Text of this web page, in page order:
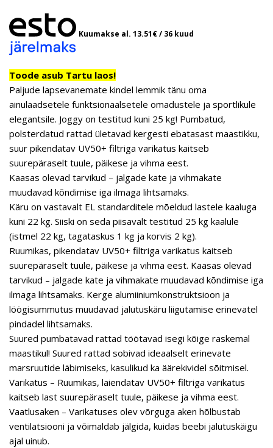
Kuumakse al. 13.51€/ 36 kuud
Toode asub Tartu laos!
Paljude lapsevanemate kindel lemmik tänu oma
ainulaadsetele funktsionaalsetele omadustele ja sportlikule
elegantsile. Joggy on testitud kuni 25 kg! Pumbatud,
polsterdatud rattad ületavad kergesti ebatasast maastikku,
suur pikendatav UV50+ filtriga varikatus kaitseb
suurepäraselt tuule, päikese ja vihma eest.
Kaasas olevad tarvikud – jalgade kate ja vihmakate
muudavad kõndimise iga ilmaga lihtsamaks.
Käru on vastavalt EL standarditele mõeldud lastele kaaluga
kuni 22 kg. Siiski on seda piisavalt testitud 25 kg kaalule
(istmel 22 kg, tagataskus 1 kg ja korvis 2 kg).
Ruumikas, pikendatav UV50+ filtriga varikatus kaitseb
suurepäraselt tuule, päikese ja vihma eest. Kaasas olevad
tarvikud – jalgade kate ja vihmakate muudavad kõndimise iga
ilmaga lihtsamaks. Kerge alumiiniumkonstruktsioon ja
löögisummutus muudavad jalutuskäru liigutamise erinevatel
pindadel lihtsamaks.
Suured pumbatavad rattad töötavad isegi kõige raskemal
maastikul! Suured rattad sobivad ideaalselt erinevate
marsruutide läbimiseks, kasulikud ka äärekividel sõitmisel.
Varikatus – Ruumikas, laiendatav UV50+ filtriga varikatus
kaitseb last suurepäraselt tuule, päikese ja vihma eest.
Vaatlusaken – Varikatuses olev võrguga aken hõlbustab
ventilatsiooni ja võimaldab jälgida, kuidas beebi jalutuskäigu
ajal uinub.